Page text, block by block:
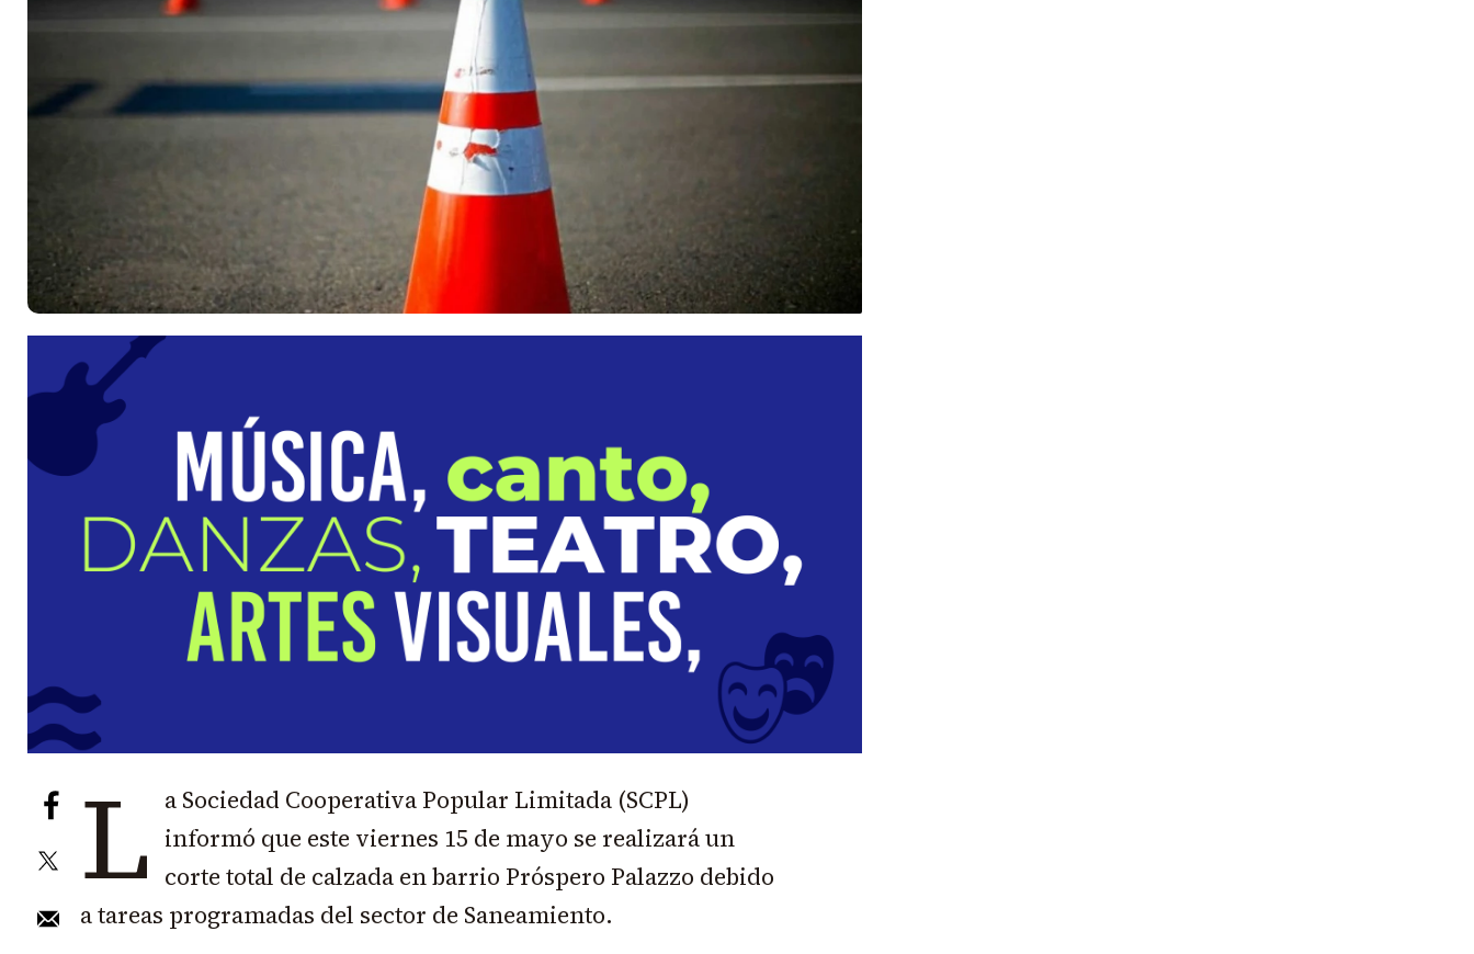
L a Sociedad Cooperativa Popular Limitada (SCPL)
informó que este viernes 15 de mayo se realizará un
corte total de calzada en barrio Próspero Palazzo debido
a tareas programadas del sector de Saneamiento.